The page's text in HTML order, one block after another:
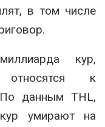
в том числе
кур,
относятся к
данным THL,
умирают на